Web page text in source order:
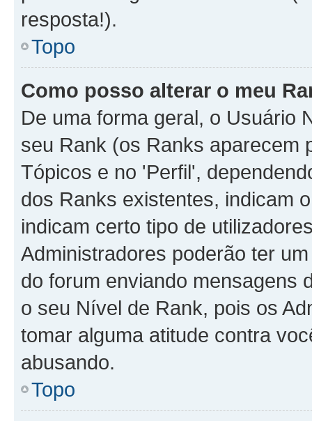
resposta!).
Topo
Como posso alterar o meu
De uma forma geral, o Usuário
seu Rank (os Ranks aparecem
Tópicos e no 'Perfil',
dos Ranks existentes, indicam
indicam certo tipo de
Administradores poderão ter
do forum enviando mensagens
o seu Nível de Rank, pois os
tomar alguma atitude contra
abusando.
Topo